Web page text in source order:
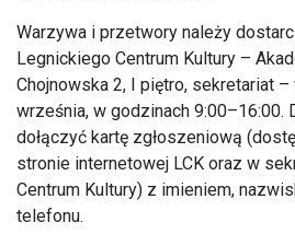
Warzywa i przetwory należy
Legnickiego Centrum Kultury –
Chojnowska 2, I piętro, sekretariat –
września, w godzinach 9:00–16:00.
dołączyć kartę zgłoszeniową
stronie internetowej LCK oraz w
Centrum Kultury) z imieniem,
telefonu.